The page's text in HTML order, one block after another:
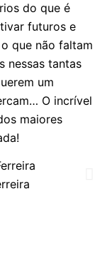
do que é
futuros e
que não faltam
nessas tantas
um
O incrível
maiores